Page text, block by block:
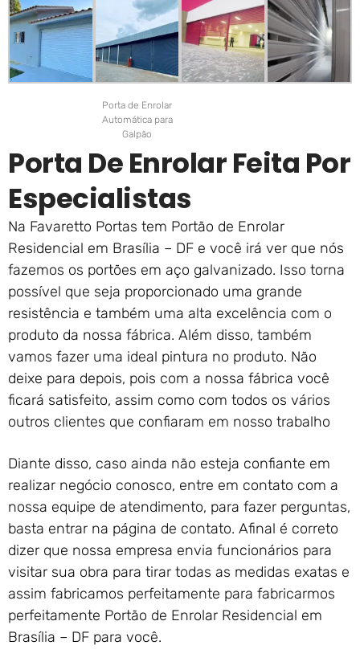
Porta de Enrolar
Automática para
Galpão
Porta De Enrolar Feita Por
Especialistas
Na Favaretto Portas tem Portão de Enrolar
Residencial em Brasília – DF e você irá ver que nós
fazemos os portões em aço galvanizado. Isso torna
possível que seja proporcionado uma grande
resistência e também uma alta excelência com o
produto da nossa fábrica. Além disso, também
vamos fazer uma ideal pintura no produto. Não
deixe para depois, pois com a nossa fábrica você
ficará satisfeito, assim como com todos os vários
outros clientes que confiaram em nosso trabalho
Diante disso, caso ainda não esteja confiante em
realizar negócio conosco, entre em contato com a
nossa equipe de atendimento, para fazer perguntas,
basta entrar na página de contato. Afinal é correto
dizer que nossa empresa envia funcionários para
visitar sua obra para tirar todas as medidas exatas e
assim fabricamos perfeitamente para fabricarmos
perfeitamente Portão de Enrolar Residencial em
Brasília – DF para você.